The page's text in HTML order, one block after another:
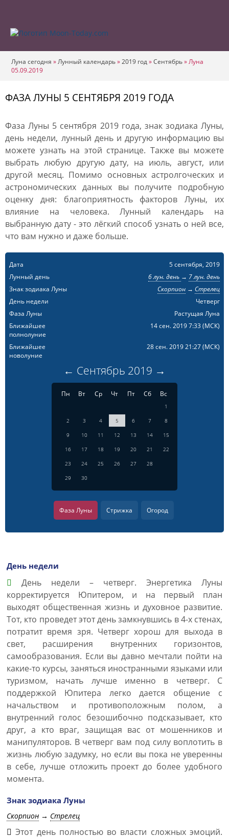
Луна сегодня »Лунный календарь»2019 год»Сентябрь»Луна
05.09.2019
ФАЗА ЛУНЫ 5 СЕНТЯБРЯ 2019 ГОДА
Фаза Луны 5 сентября 2019 года, знак зодиака Луны,
день недели, лунный день и другую информацию вы
можете узнать на этой странице. Также вы можете
выбрать любую другую дату, на июль, август, или
другой месяц. Помимо основных астролгоческих и
астрономических данных вы получите подробную
оценку дня: благоприятность факторов Луны, их
влияние на человека. Лунный календарь на
выбранную дату - это лёгкий способ узнать о ней все,
что вам нужно и даже больше.
Дата
5 сентября, 2019
Лунный день
6 лун. день → 7 лун. день
Знак зодиака Луны
Скорпион→ Стрелец
День недели
Четверг
Фаза Луны
Растущая Луна
Ближайшее
полнолуние
14 сен. 2019 7:33(МСК)
Ближайшее
новолуние
28 сен. 2019 21:27(МСК)
← Сентябрь 2019 →
Пн Вт Ср Чт Пт Сб Вс
1
2
3 4 5 6 7
8
9
10 11 12 13 14
15
16
17 18 19 20 21
22
23
24 25 26 27
28
29
30
Фаза Луны Стрижка Огород
День недели
День недели – четверг. Энергетика Луны
корректируется Юпитером, и на первый план
выходят общественная жизнь и духовное развитие.
Тот, кто проведет этот день замкнувшись в 4-х стенах,
потратит время зря. Четверг хорош для выхода в
свет, расширения внутренних горизонтов,
самообразования. Если вы давно мечтали пойти на
какие-то курсы, заняться иностранными языками или
туризмом, начать лучше именно в четверг. С
поддержкой Юпитера легко дается общение с
начальством и противоположным полом, а
внутренний голос безошибочно подсказывает, кто
друг, а кто враг, защищая вас от мошенников и
манипуляторов. В четверг вам под силу воплотить в
жизнь любую задумку, но если вы пока не уверенны
в себе, лучше отложить проект до более удобного
момента.
Знак зодиака Луны
Скорпион → Стрелец
Этот день полностью во власти сложных эмоций.